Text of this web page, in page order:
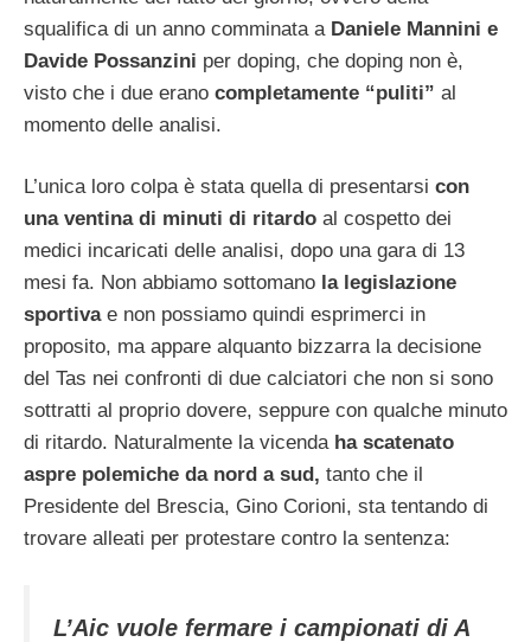
squalifica di un anno comminata a Daniele Mannini e
Davide Possanzini per doping, che doping non è,
visto che i due erano completamente “puliti” al
momento delle analisi.
L’unica loro colpa è stata quella di presentarsi con
una ventina di minuti di ritardo al cospetto dei
medici incaricati delle analisi, dopo una gara di 13
mesi fa. Non abbiamo sottomano la legislazione
sportiva e non possiamo quindi esprimerci in
proposito, ma appare alquanto bizzarra la decisione
del Tas nei confronti di due calciatori che non si sono
sottratti al proprio dovere, seppure con qualche minuto
di ritardo. Naturalmente la vicenda ha scatenato
aspre polemiche da nord a sud, tanto che il
Presidente del Brescia, Gino Corioni, sta tentando di
trovare alleati per protestare contro la sentenza:
L’Aic vuole fermare i campionati di A